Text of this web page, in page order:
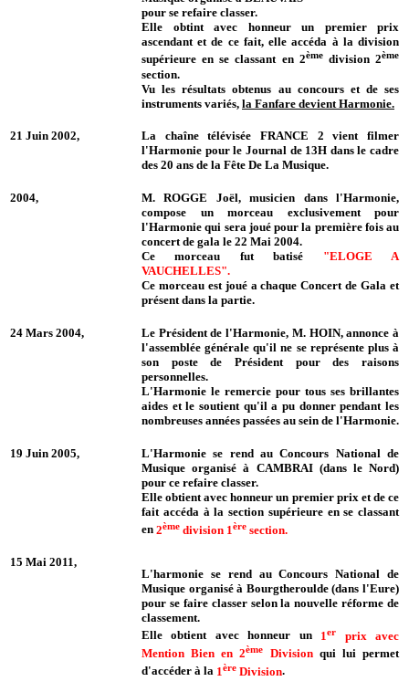
pour se refaire classer.
Elle obtint avec honneur un premier prix
ascendant et de ce fait, elle accéda à la division
supérieure en se classant en 2èmedivision 2ème
section.
Vu les résultats obtenus au concours et de ses
instruments variés, la Fanfare devient Harmonie.
21 Juin 2002,
La chaîne télévisée FRANCE 2 vient filmer
l'Harmonie pour le Journal de 13H dans le cadre
des 20 ans de la Fête De La Musique.
2004,
M. ROGGE Joël, musicien dans l'Harmonie,
compose un morceau exclusivement pour
l'Harmonie qui sera joué pour la première fois au
concert de gala le 22 Mai 2004.
Ce morceau fut batisé "ELOGE A
VAUCHELLES".
Ce morceau est joué a chaque Concert de Gala et
présent dans la partie.
24 Mars 2004,
Le Président de l'Harmonie, M. HOIN, annonce à
l'assemblée générale qu'il ne se représente plus à
son poste de Président pour des raisons
personnelles.
L'Harmonie le remercie pour tous ses brillantes
aides et le soutient qu'il a pu donner pendant les
nombreuses années passées au sein de l'Harmonie.
19 Juin 2005,
L'Harmonie se rend au Concours National de
Musique organisé à CAMBRAI (dans le Nord)
pour ce refaire classer.
Elle obtient avec honneur un premier prix et de ce
fait accéda à la section supérieure en se classant
en 2ème division 1ère section.
15 Mai 2011,
L'harmonie se rend au Concours National de
Musique organisé à Bourgtheroulde (dans l'Eure)
pour se faire classer selon la nouvelle réforme de
classement.
Elle obtient avec honneur un 1er
prix avec
Mention Bien en 2ème Division qui lui permet
d'accéder à la 1ère Division.